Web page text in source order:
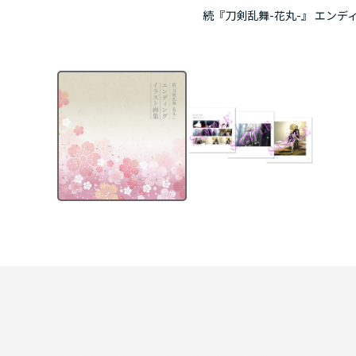
続『刀剣乱舞-花丸-』 エンデ